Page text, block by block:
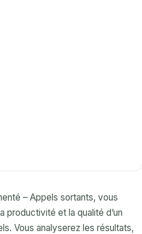
– Appels sortants, vous
productivité et la qualité d’un
Vous analyserez les résultats,